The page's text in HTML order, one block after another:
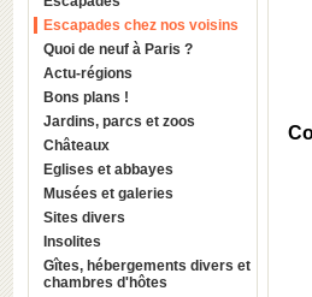
Escapades chez nos voisins
Quoi de neuf à Paris ?
Actu-régions
Bons plans !
Jardins, parcs et zoos
Châteaux
Eglises et abbayes
Musées et galeries
Sites divers
Insolites
Gîtes, hébergements divers et
chambres d'hôtes